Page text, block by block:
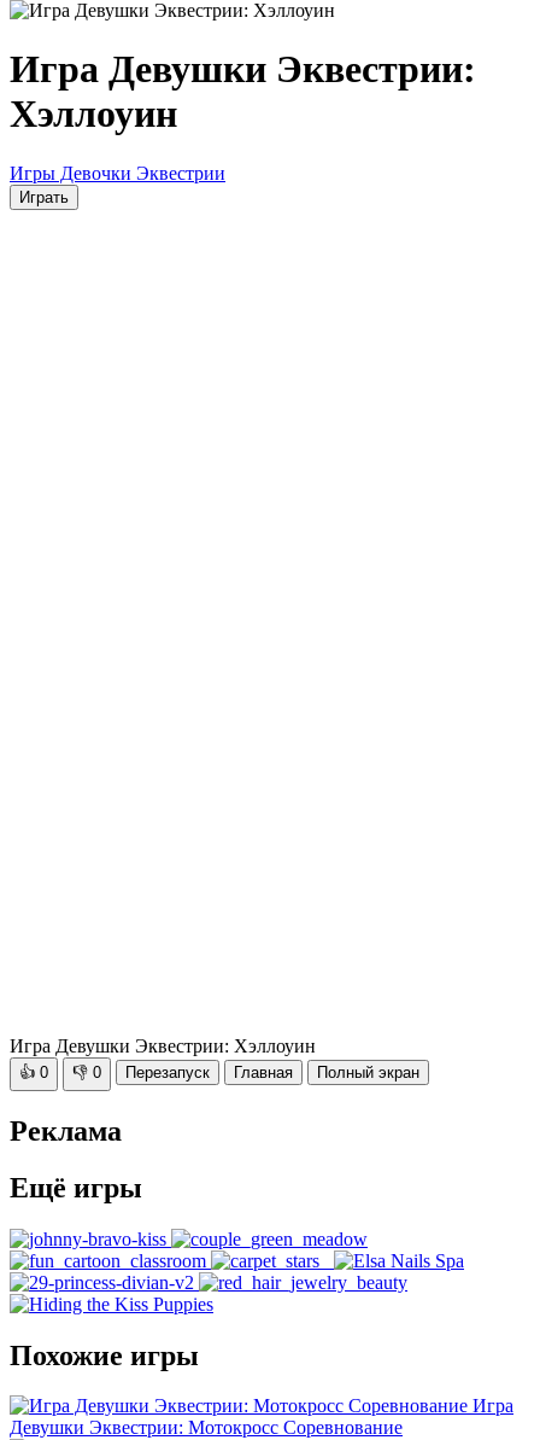
Игра Девушки Эквестрии:
Хэллоуин
Игры Девочки Эквестрии
Играть
Игра Девушки Эквестрии: Хэллоуин
👍 0 👎 0 Перезапуск Главная Полный экран
Реклама
Ещё игры
Похожие игры
Игра
Девушки Эквестрии: Мотокросс Соревнование